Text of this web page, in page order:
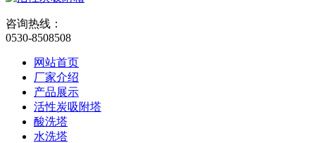
咨询热线：
0530-8508508
网站首页
厂家介绍
产品展示
活性炭吸附塔
酸洗塔
水洗塔